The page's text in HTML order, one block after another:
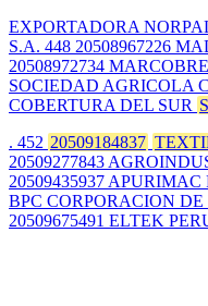
EXPORTADORA
S.A. 448 20508967226
20508972734
SOCIEDAD AGRICOLA
COBERTURA DEL SUR
. 452 20509184837
20509277843
20509435937 APURIMAC
BPC CORPORACION
20509675491 ELTEK